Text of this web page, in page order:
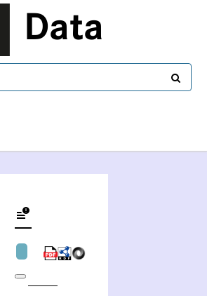
Data